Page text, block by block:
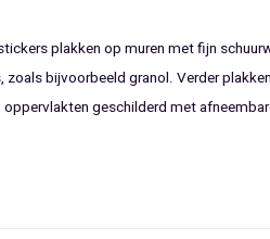
plakken op muren met fijn
bijvoorbeeld granol. Verder
geschilderd met